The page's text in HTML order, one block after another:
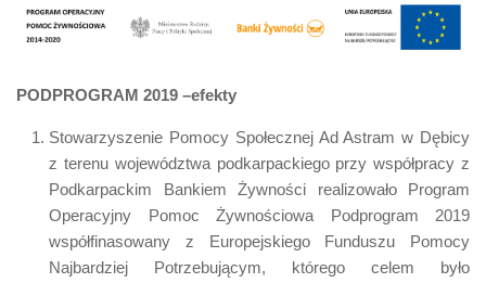
PODPROGRAM 2019 –efekty
Stowarzyszenie Pomocy Społecznej Ad Astram w Dębicy
z terenu województwa podkarpackiego przy współpracy z
Podkarpackim Bankiem Żywności realizowało Program
Operacyjny Pomoc Żywnościowa Podprogram 2019
współfinasowany z Europejskiego Funduszu Pomocy
Najbardziej Potrzebującym, którego celem było